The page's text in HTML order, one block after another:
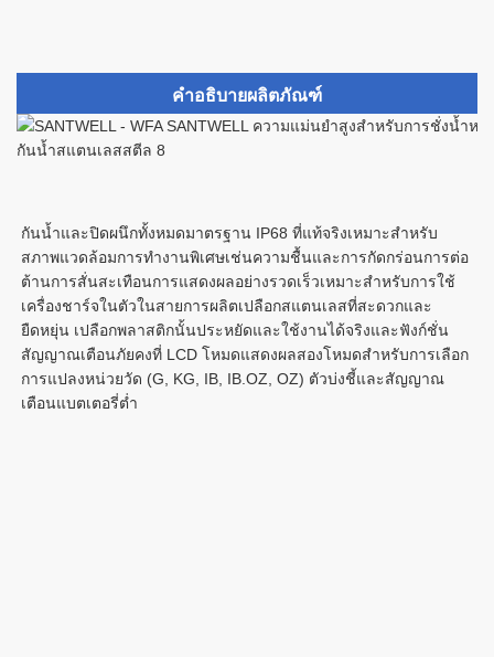
คำอธิบายผลิตภัณฑ์
กันน้ำและปิดผนึกทั้งหมดมาตรฐาน IP68 ที่แท้จริงเหมาะสำหรับ
สภาพแวดล้อมการทำงานพิเศษเช่นความชื้นและการกัดกร่อนการต่อ
ต้านการสั่นสะเทือนการแสดงผลอย่างรวดเร็วเหมาะสำหรับการใช้
เครื่องชาร์จในตัวในสายการผลิตเปลือกสแตนเลสที่สะดวกและ
ยืดหยุ่น เปลือกพลาสติกนั้นประหยัดและใช้งานได้จริงและฟังก์ชั่น
สัญญาณเตือนภัยคงที่ LCD โหมดแสดงผลสองโหมดสำหรับการเลือก
การแปลงหน่วยวัด (G, KG, IB, IB.OZ, OZ) ตัวบ่งชี้และสัญญาณ